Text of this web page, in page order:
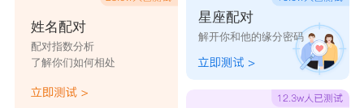
姓名配对
配对指数分析
了解你们如何相处
星座配对
解开你和他的缘分密码